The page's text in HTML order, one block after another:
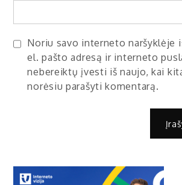
Noriu savo interneto naršyklėje
el. pašto adresą ir interneto
nebereiktų įvesti iš naujo, kai
norėsiu parašyti komentarą.